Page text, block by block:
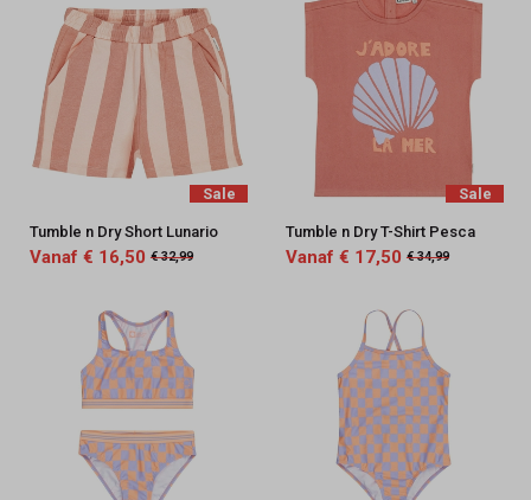
Sale
Tumble n Dry Short Lunario
Vanaf € 16,50 € 32,99
Sale
Tumble n Dry T-Shirt Pesca
Vanaf € 17,50 € 34,99